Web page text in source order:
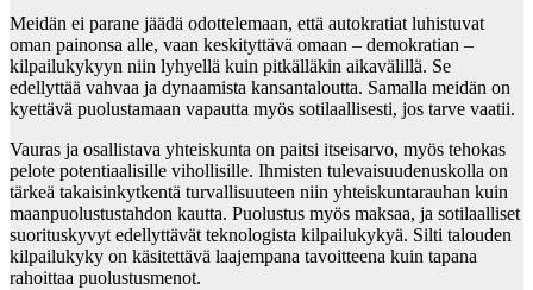
Meidän ei parane jäädä odottelemaan, että autokratiat luhistuvat
oman painonsa alle, vaan keskityttävä omaan – demokratian –
kilpailukykyyn niin lyhyellä kuin pitkälläkin aikavälillä. Se
edellyttää vahvaa ja dynaamista kansantaloutta. Samalla meidän on
kyettävä puolustamaan vapautta myös sotilaallisesti, jos tarve vaatii.
Vauras ja osallistava yhteiskunta on paitsi itseisarvo, myös tehokas
pelote potentiaalisille vihollisille. Ihmisten tulevaisuudenuskolla on
tärkeä takaisinkytkentä turvallisuuteen niin yhteiskuntarauhan kuin
maanpuolustustahdon kautta. Puolustus myös maksaa, ja sotilaalliset
suorituskyvyt edellyttävät teknologista kilpailukykyä. Silti talouden
kilpailukyky on käsitettävä laajempana tavoitteena kuin tapana
rahoittaa puolustusmenot.